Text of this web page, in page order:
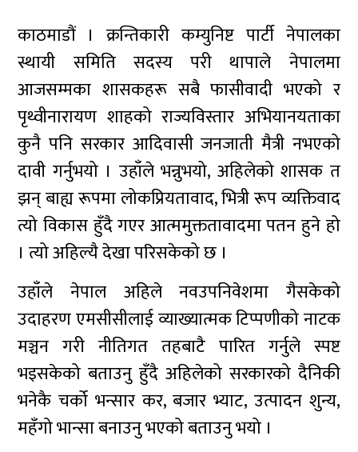
काठमाडौं । क्रन्तिकारी कम्युनिष्ट पार्टी नेपालका
स्थायी समिति सदस्य परी थापाले नेपालमा
आजसम्मका शासकहरू सबै फासीवादी भएको र
पृथ्वीनारायण शाहको राज्यविस्तार अभियानयताका
कुनै पनि सरकार आदिवासी जनजाती मैत्री नभएको
दावी गर्नुभयो । उहाँले भन्नुभयो, अहिलेको शासक त
झन् बाह्य रूपमा लोकप्रियतावाद, भित्री रूप व्यक्तिवाद
त्यो विकास हुँदै गएर आत्ममुक्ततावादमा पतन हुने हो
। त्यो अहिल्यै देखा परिसकेको छ ।
उहाँले नेपाल अहिले नवउपनिवेशमा गैसकेको
उदाहरण एमसीसीलाई व्याख्यात्मक टिप्पणीको नाटक
मञ्चन गरी नीतिगत तहबाटै पारित गर्नुले स्पष्ट
भइसकेको बताउनु हुँदै अहिलेको सरकारको दैनिकी
भनेकै चर्को भन्सार कर, बजार भ्याट, उत्पादन शुन्य,
महँगो भान्सा बनाउनु भएको बताउनु भयो ।